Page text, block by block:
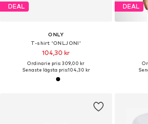
DEAL
ONLY
T-shirt 'ONLJONI'
104,30 kr
Ordinarie pris: 309,00 kr
Senaste lägsta pris:104,30 kr
DEAL